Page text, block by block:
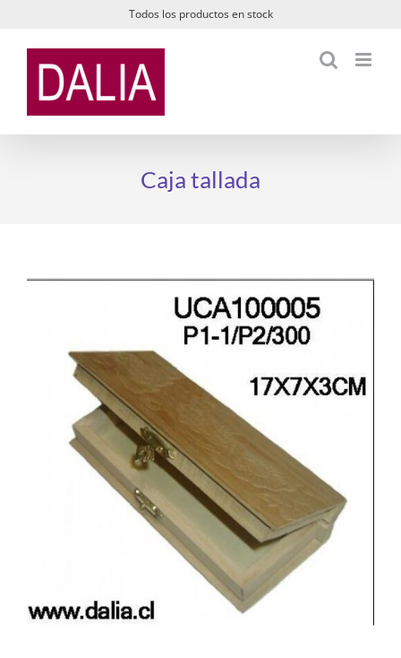
contenido
Todos los productos en stock
Caja tallada